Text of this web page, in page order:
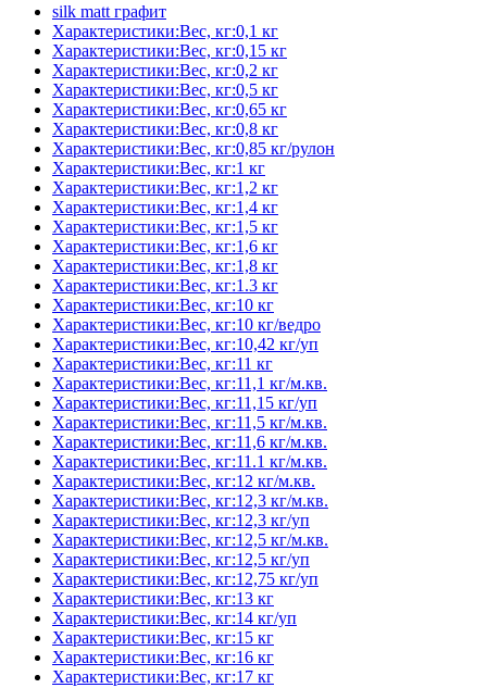
silk matt графит
Характеристики:Вес, кг:0,1 кг
Характеристики:Вес, кг:0,15 кг
Характеристики:Вес, кг:0,2 кг
Характеристики:Вес, кг:0,5 кг
Характеристики:Вес, кг:0,65 кг
Характеристики:Вес, кг:0,8 кг
Характеристики:Вес, кг:0,85 кг/рулон
Характеристики:Вес, кг:1 кг
Характеристики:Вес, кг:1,2 кг
Характеристики:Вес, кг:1,4 кг
Характеристики:Вес, кг:1,5 кг
Характеристики:Вес, кг:1,6 кг
Характеристики:Вес, кг:1,8 кг
Характеристики:Вес, кг:1.3 кг
Характеристики:Вес, кг:10 кг
Характеристики:Вес, кг:10 кг/ведро
Характеристики:Вес, кг:10,42 кг/уп
Характеристики:Вес, кг:11 кг
Характеристики:Вес, кг:11,1 кг/м.кв.
Характеристики:Вес, кг:11,15 кг/уп
Характеристики:Вес, кг:11,5 кг/м.кв.
Характеристики:Вес, кг:11,6 кг/м.кв.
Характеристики:Вес, кг:11.1 кг/м.кв.
Характеристики:Вес, кг:12 кг/м.кв.
Характеристики:Вес, кг:12,3 кг/м.кв.
Характеристики:Вес, кг:12,3 кг/уп
Характеристики:Вес, кг:12,5 кг/м.кв.
Характеристики:Вес, кг:12,5 кг/уп
Характеристики:Вес, кг:12,75 кг/уп
Характеристики:Вес, кг:13 кг
Характеристики:Вес, кг:14 кг/уп
Характеристики:Вес, кг:15 кг
Характеристики:Вес, кг:16 кг
Характеристики:Вес, кг:17 кг